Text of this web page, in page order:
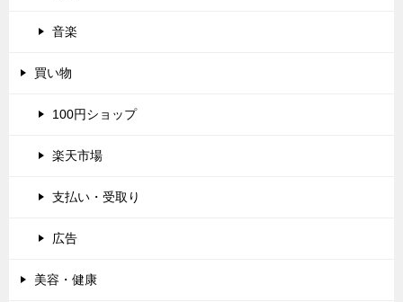
音楽
買い物
100円ショップ
楽天市場
支払い・受取り
広告
美容・健康